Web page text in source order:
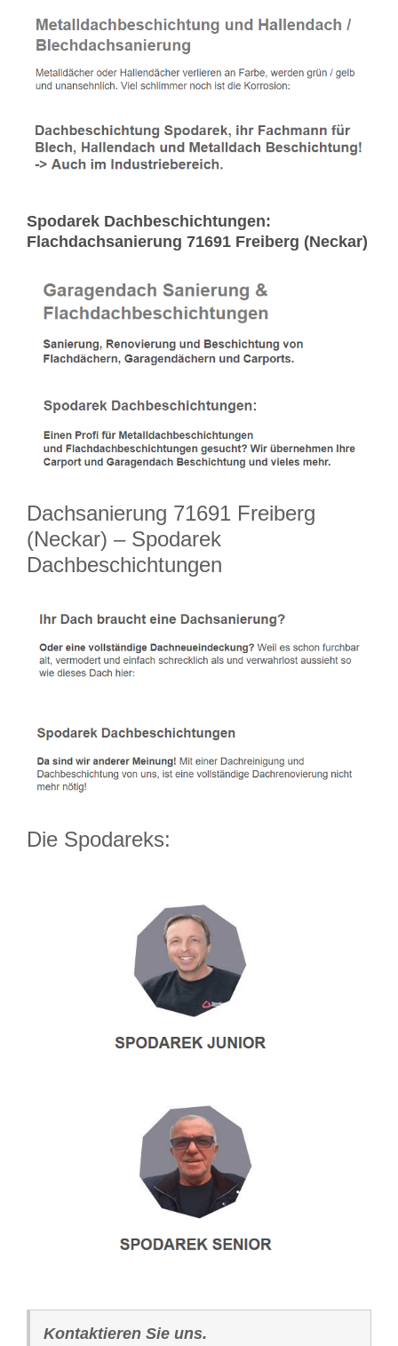
Spodarek Dachbeschichtungen:
Flachdachsanierung 71691 Freiberg (Neckar)
Dachsanierung 71691 Freiberg
(Neckar) – Spodarek
Dachbeschichtungen
Die Spodareks:
Kontaktieren Sie uns.